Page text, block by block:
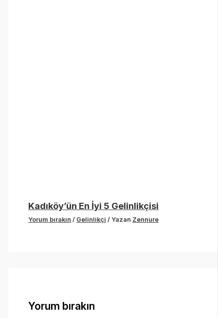
Kadıköy’ün En İyi 5 Gelinlikçisi
Yorum bırakın / Gelinlikçi / Yazan Zennure
Yorum bırakın